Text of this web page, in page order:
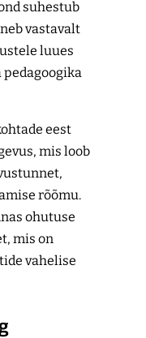
suhestub
vastavalt
luues
eest
mis loob
rõõmu.
ohutuse
mis on
vahelise